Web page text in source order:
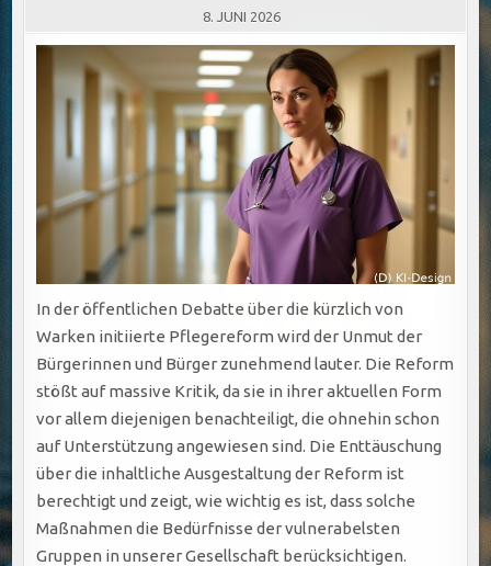
8. JUNI 2026
In der öffentlichen Debatte über die kürzlich von
Warken initiierte Pflegereform wird der Unmut der
Bürgerinnen und Bürger zunehmend lauter. Die Reform
stößt auf massive Kritik, da sie in ihrer aktuellen Form
vor allem diejenigen benachteiligt, die ohnehin schon
auf Unterstützung angewiesen sind. Die Enttäuschung
über die inhaltliche Ausgestaltung der Reform ist
berechtigt und zeigt, wie wichtig es ist, dass solche
Maßnahmen die Bedürfnisse der vulnerabelsten
Gruppen in unserer Gesellschaft berücksichtigen.